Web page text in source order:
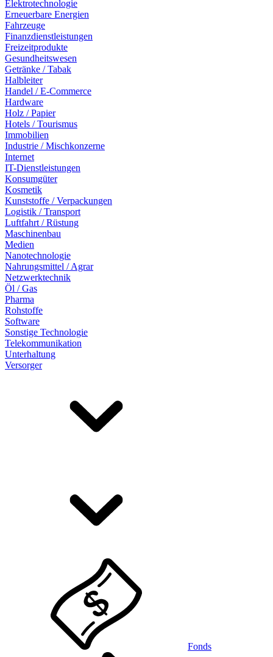
Elektrotechnologie
Erneuerbare Energien
Fahrzeuge
Finanzdienstleistungen
Freizeitprodukte
Gesundheitswesen
Getränke / Tabak
Halbleiter
Handel / E-Commerce
Hardware
Holz / Papier
Hotels / Tourismus
Immobilien
Industrie / Mischkonzerne
Internet
IT-Dienstleistungen
Konsumgüter
Kosmetik
Kunststoffe / Verpackungen
Logistik / Transport
Luftfahrt / Rüstung
Maschinenbau
Medien
Nanotechnologie
Nahrungsmittel / Agrar
Netzwerktechnik
Öl / Gas
Pharma
Rohstoffe
Software
Sonstige Technologie
Telekommunikation
Unterhaltung
Versorger
Fonds